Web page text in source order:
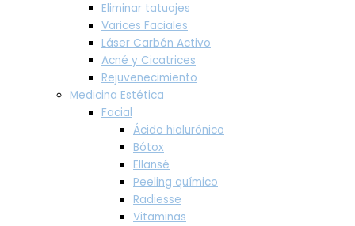
Eliminar tatuajes
Varices Faciales
Láser Carbón Activo
Acné y Cicatrices
Rejuvenecimiento
Medicina Estética
Facial
Ácido hialurónico
Bótox
Ellansé
Peeling químico
Radiesse
Vitaminas